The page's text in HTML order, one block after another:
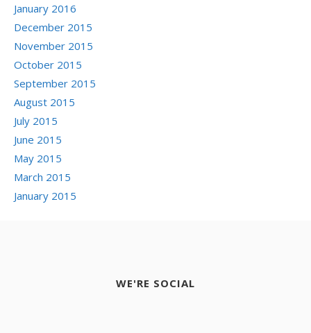
January 2016
December 2015
November 2015
October 2015
September 2015
August 2015
July 2015
June 2015
May 2015
March 2015
January 2015
WE'RE SOCIAL